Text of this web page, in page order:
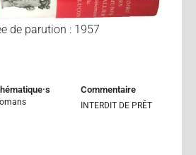
de parution : 1957
Commentaire
INTERDIT DE PRÊT